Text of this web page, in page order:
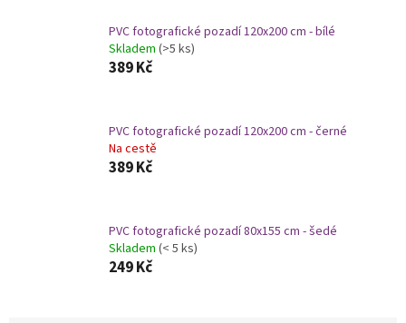
PVC fotografické pozadí 120x200 cm - bílé
Skladem (>5 ks)
389 Kč
PVC fotografické pozadí 120x200 cm - černé
Na cestě
389 Kč
PVC fotografické pozadí 80x155 cm - šedé
Skladem (< 5 ks)
249 Kč